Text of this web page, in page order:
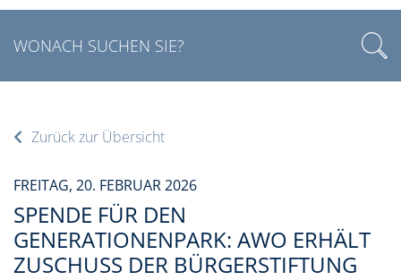
Zurück zur Übersicht
FREITAG, 20. FEBRUAR 2026
SPENDE FÜR DEN
GENERATIONENPARK: AWO ERHÄLT
ZUSCHUSS DER BÜRGERSTIFTUNG